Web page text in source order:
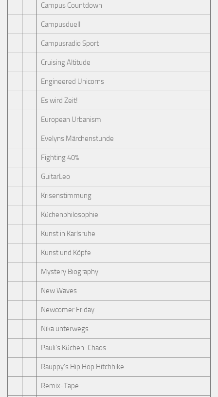
Campus Countdown
Campusduell
Campusradio Sport
Cruising Altitude
Engineered Unicorns
Es wird Zeit!
European Urbanism
Evelyns Märchenstunde
Fighting 40%
GuitarLeo
Krisenstimmung
Küchenphilosophie
Kunst in Karlsruhe
Kunst und Köpfe
Mystery Biography
New Waves
Newcomer Friday
Nika unterwegs
Pauli's Küchen-Chaos
Rauppy’s Hip Hop Hitchhike
Remix-Tape